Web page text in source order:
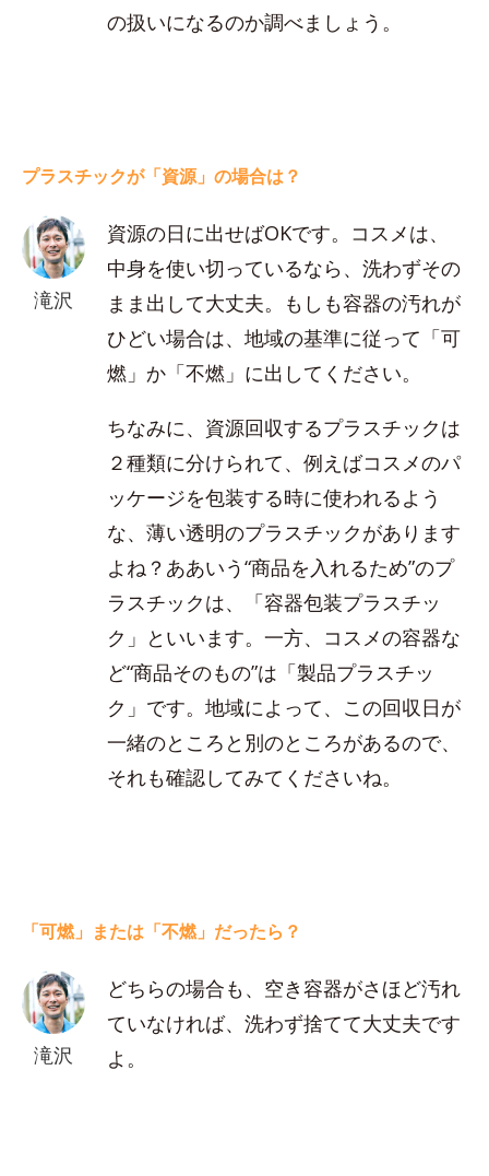
の扱いになるのか調べましょう。
プラスチックが「資源」の場合は？
滝沢
資源の日に出せばOKです。コスメは、
中身を使い切っているなら、洗わずその
まま出して大丈夫。もしも容器の汚れが
ひどい場合は、地域の基準に従って「可
燃」か「不燃」に出してください。
ちなみに、資源回収するプラスチックは
２種類に分けられて、例えばコスメのパ
ッケージを包装する時に使われるよう
な、薄い透明のプラスチックがあります
よね？ああいう“商品を入れるため”のプ
ラスチックは、「容器包装プラスチッ
ク」といいます。一方、コスメの容器な
ど“商品そのもの”は「製品プラスチッ
ク」です。地域によって、この回収日が
一緒のところと別のところがあるので、
それも確認してみてくださいね。
「可燃」または「不燃」だったら？
滝沢
どちらの場合も、空き容器がさほど汚れ
ていなければ、洗わず捨てて大丈夫です
よ。